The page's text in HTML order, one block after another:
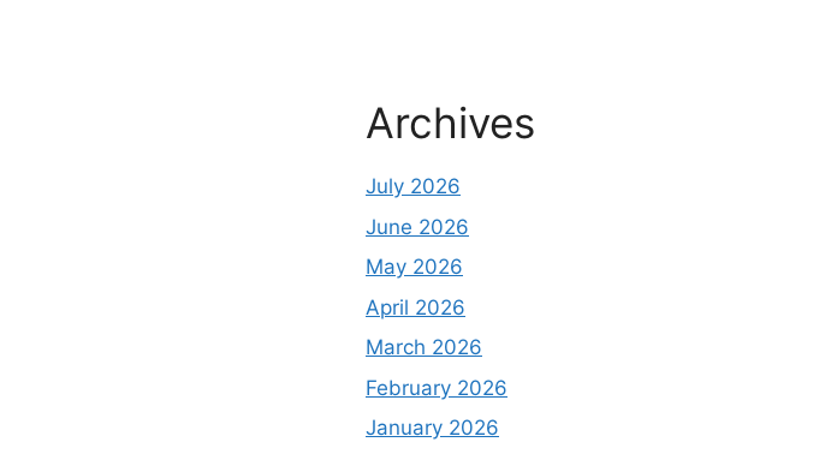
Archives
July 2026
June 2026
May 2026
April 2026
March 2026
February 2026
January 2026